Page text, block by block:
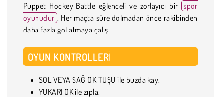
Puppet Hockey Battle eğlenceli ve zorlayıcı bir spor
oyunudur . Her maçta süre dolmadan önce rakibinden
daha fazla gol atmaya çalış.
OYUN KONTROLLERI
SOL VEYA SAĞ OK TUŞU ile buzda kay.
YUKARI OK ile zıpla.